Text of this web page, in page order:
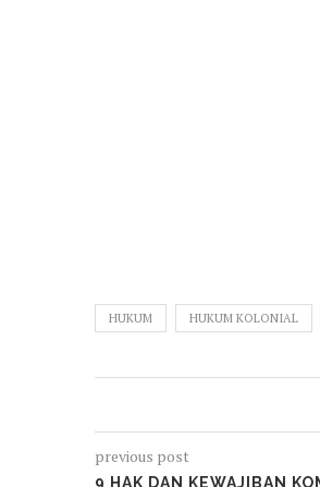
HUKUM HUKUM KOLONIAL
previous post
9 HAK DAN KEWAJIBAN